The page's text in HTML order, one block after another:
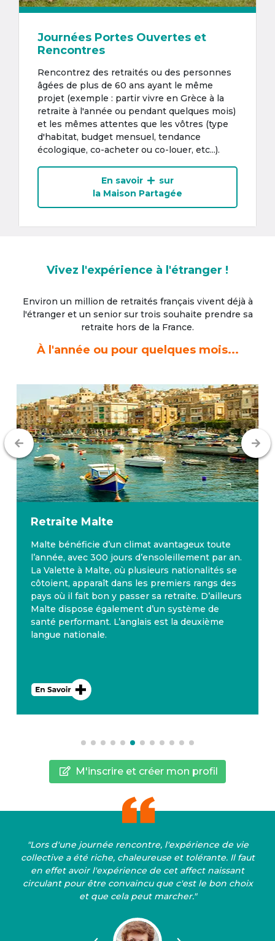
Journées Portes Ouvertes et
Rencontres
Rencontrez des retraités ou des personnes
âgées de plus de 60 ans ayant le même
projet (exemple : partir vivre en Grèce à la
retraite à l'année ou pendant quelques mois)
et les mêmes attentes que les vôtres (type
d'habitat, budget mensuel, tendance
écologique, co-acheter ou co-louer, etc...).
En savoir
sur
la Maison Partagée
Vivez l'expérience à l'étranger !
Environ un million de retraités français vivent déjà à
l'étrangeret un senior sur trois souhaite prendre sa
retraite hors de la France.
À l'année ou pour quelques mois...
Retraite Malte
Malte bénéficie d’un climat avantageux toute
l’année, avec 300 jours d’ensoleillement par an.
La Valette à Malte, où plusieurs nationalités se
côtoient, apparaît dans les premiers rangs des
pays où il fait bon y passer sa retraite. D’ailleurs
Malte dispose également d’un système de
santé performant. L’anglais est la deuxième
langue nationale.
M'inscrire et créer mon profil
"Lors d'une journée rencontre, l'expérience de vie
collective a été riche, chaleureuse et tolérante. Il faut
en effet avoir l'expérience de cet affect naissant
circulant pour être convaincu que c'est le bon choix
et que cela peut marcher."